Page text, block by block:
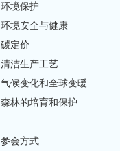
环境保护
环境安全与健康
碳定价
清洁生产工艺
气候变化和全球变暖
森林的培育和保护
参会方式